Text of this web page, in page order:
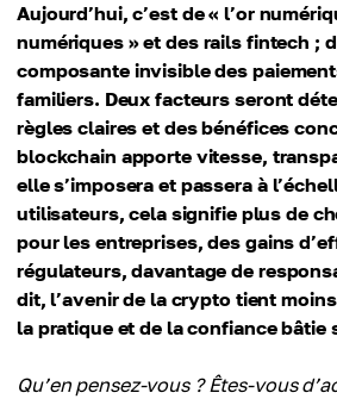
Aujourd’hui, c’est de « l’or
numériques » et des rails fintech ;
composante invisible des
familiers. Deux facteurs seront
règles claires et des bénéfices
blockchain apporte vitesse,
elle s’imposera et passera à
utilisateurs, cela signifie plus de
pour les entreprises, des gains
régulateurs, davantage de
dit, l’avenir de la crypto tient
la pratique et de la confiance bâtie
Qu’en pensez-vous ? Êtes-vous